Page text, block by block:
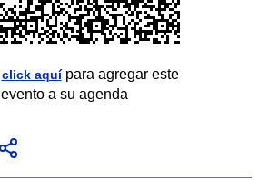
click aquípara agregar este
evento a su agenda